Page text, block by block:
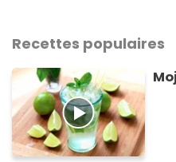
Recettes populaires